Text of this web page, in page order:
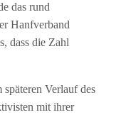
das rund
Hanfverband
dass die Zahl
Verlauf des
mit ihrer